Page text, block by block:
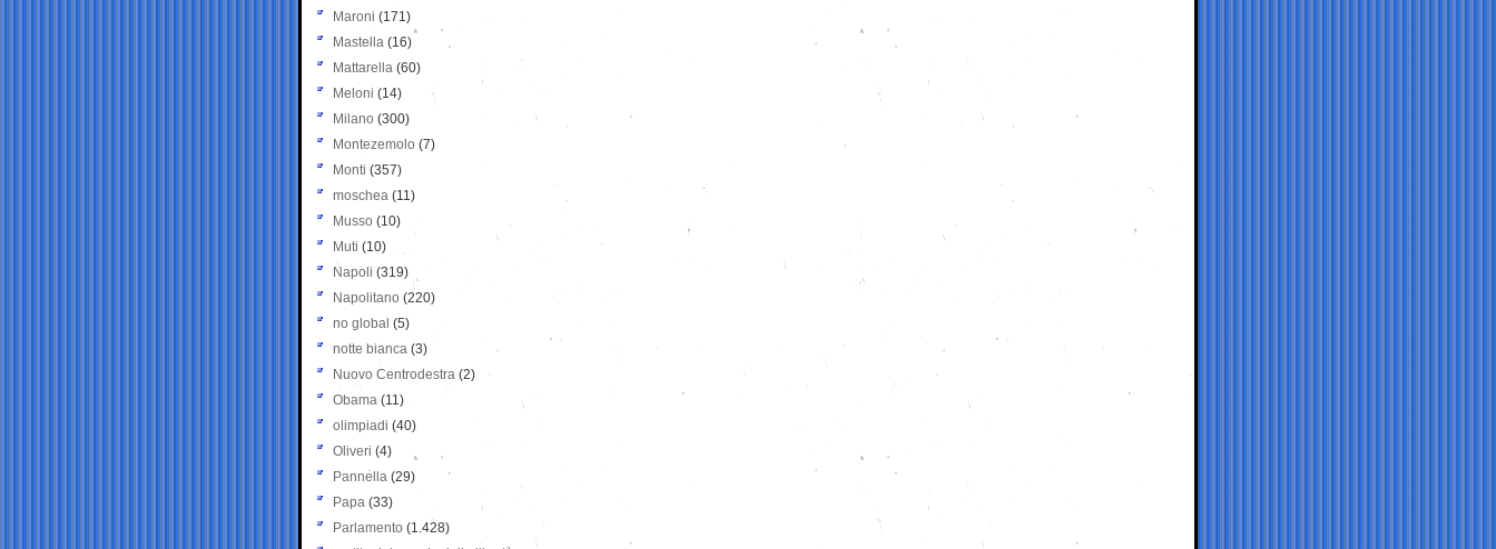
Maroni (171)
Mastella (16)
Mattarella (60)
Meloni (14)
Milano (300)
Montezemolo (7)
Monti (357)
moschea (11)
Musso (10)
Muti (10)
Napoli (319)
Napolitano (220)
no global (5)
notte bianca (3)
Nuovo Centrodestra (2)
Obama (11)
olimpiadi (40)
Oliveri (4)
Pannella (29)
Papa (33)
Parlamento (1.428)